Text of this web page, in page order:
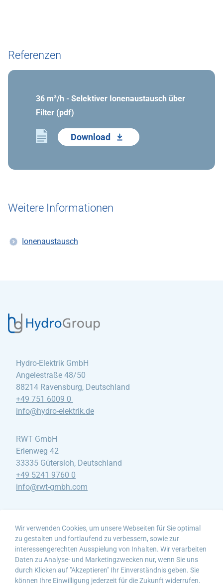
Referenzen
36 m³/h - Selektiver Ionenaustausch über
Filter (pdf)
Download
Weitere Informationen
Ionenaustausch
Hydro-Elektrik GmbH
Angelestraße 48/50
88214 Ravensburg, Deutschland
+49 751 6009 0
info@hydro-elektrik.de
RWT GmbH
Erlenweg 42
33335 Gütersloh, Deutschland
+49 5241 9760 0
info@rwt-gmbh.com
Robert-Bosch-Weg 14-18
88459 Tannheim, Deutschland
+49 8395 912490
info@kuechle-gmbh.de
Wir verwenden Cookies, um unsere Webseiten für Sie optimal
zu gestalten und fortlaufend zu verbessern, sowie zur
interessengerechten Ausspielung von Inhalten. Wir verarbeiten
Daten zu Analyse- und Marketingzwecken nur, wenn Sie uns
durch Klicken auf "Akzeptieren" Ihr Einverständnis geben. Sie
können Ihre Einwilligung jederzeit für die Zukunft widerrufen.